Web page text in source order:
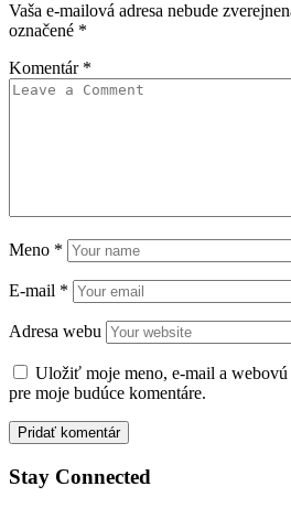
Vaša e-mailová adresa nebude
označené *
Komentár *
Meno *
E-mail *
Adresa webu
Uložiť moje meno, e-mail a
pre moje budúce komentáre.
Stay Connected